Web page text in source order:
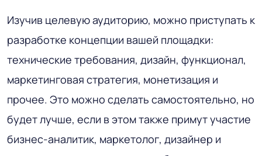
Изучив целевую аудиторию, можно приступать к
разработке концепции вашей площадки:
технические требования, дизайн, функционал,
маркетинговая стратегия, монетизация и
прочее. Это можно сделать самостоятельно, но
будет лучше, если в этом также примут участие
бизнес-аналитик, маркетолог, дизайнер и